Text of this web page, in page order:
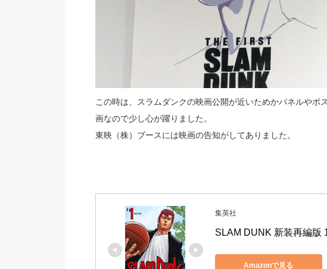
この時は、スラムダンクの映画公開が近いためかパネルやポ
画なので少し心が躍りました。
東映（株）ブースには映画の告知がしてありました。
集英社
SLAM DUNK 新装再編版
Amazonで見る